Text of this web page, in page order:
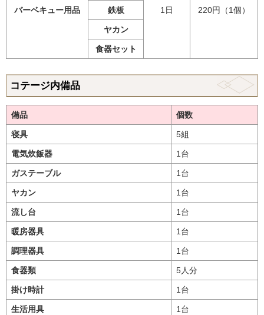
バーベキュー用品 1日 220円（1個）
鉄板
ヤカン
食器セット
コテージ内備品
備品 個数
寝具 5組
電気炊飯器 1台
ガステーブル 1台
ヤカン 1台
流し台 1台
暖房器具 1台
調理器具 1台
食器類 5人分
掛け時計 1台
生活用具 1台